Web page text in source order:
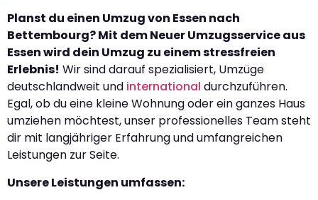
Planst du einen Umzug von Essen nach
Bettembourg? Mit dem Neuer Umzugsservice aus
Essen wird dein Umzug zu einem stressfreien
Erlebnis! Wir sind darauf spezialisiert, Umzüge
deutschlandweit und international durchzuführen.
Egal, ob du eine kleine Wohnung oder ein ganzes Haus
umziehen möchtest, unser professionelles Team steht
dir mit langjähriger Erfahrung und umfangreichen
Leistungen zur Seite.
Unsere Leistungen umfassen: